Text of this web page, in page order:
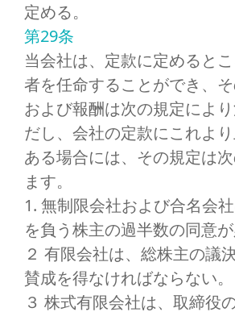
定める。
第29条
当会社は、定款に定めると
者を任命することができ、
および報酬は次の規定によ
だし、会社の定款にこれよ
ある場合には、その規定は
ます。
1. 無制限会社および合名会
を負う株主の過半数の同意が
２ 有限会社は、総株主の議
賛成を得なければならない。
３ 株式有限会社は、取締役